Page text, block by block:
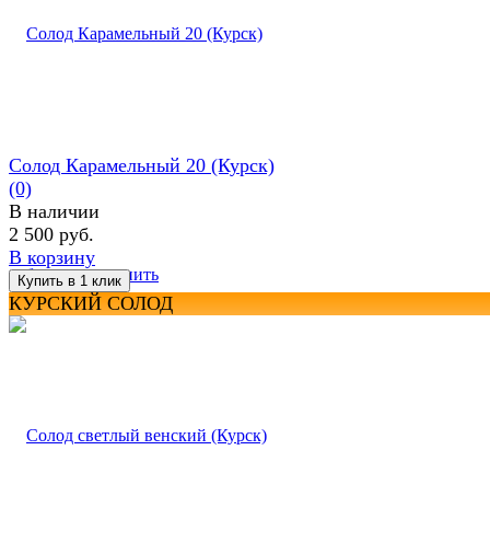
избранное сравнить
Солод Карамельный 20 (Курск)
(0)
В наличии
2 500 руб.
В корзину
КУРСКИЙ СОЛОД